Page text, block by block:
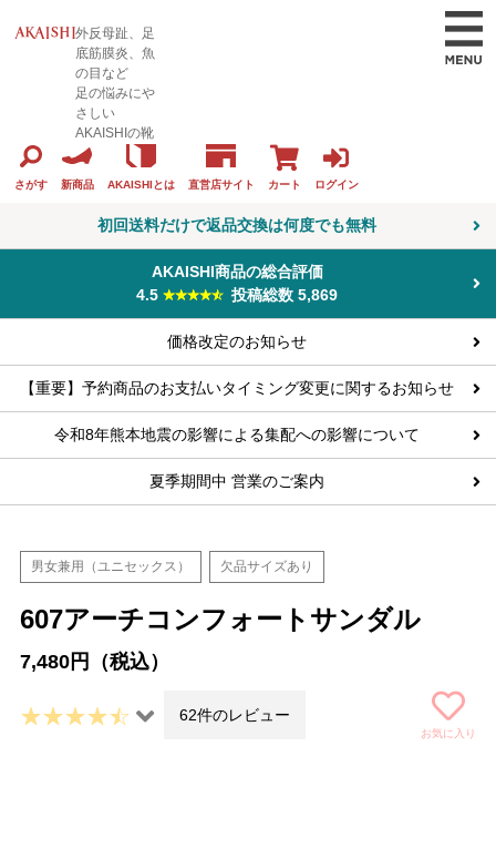
外反母趾、足
底筋膜炎、魚
の目など
足の悩みにや
さしい
AKAISHIの靴
さがす 新商品 AKAISHIとは 直営店サイト カート ログイン
初回送料だけで返品交換は何度でも無料
AKAISHI商品の総合評価
4.5
投稿総数 5,869
価格改定のお知らせ
【重要】予約商品のお支払いタイミング変更に関するお知らせ
令和8年熊本地震の影響による集配への影響について
夏季期間中 営業のご案内
男女兼用（ユニセックス） 欠品サイズあり
607アーチコンフォートサンダル
7,480円（税込）
62件のレビュー
お気に入り